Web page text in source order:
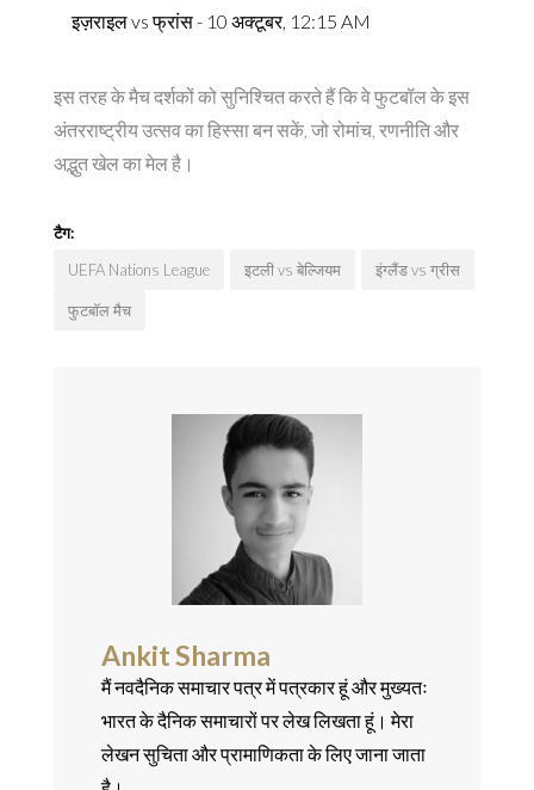
इज़राइल vs फ्रांस - 10 अक्टूबर, 12:15 AM
इस तरह के मैच दर्शकों को सुनिश्चित करते हैं कि वे फुटबॉल के इस
अंतरराष्ट्रीय उत्सव का हिस्सा बन सकें, जो रोमांच, रणनीति और
अद्भुत खेल का मेल है।
टैग:
UEFA Nations League
इटली vs बेल्जियम इंग्लैंड vs ग्रीस
फुटबॉल मैच
Ankit Sharma
मैं नवदैनिक समाचार पत्र में पत्रकार हूं और मुख्यतः
भारत के दैनिक समाचारों पर लेख लिखता हूं। मेरा
लेखन सुचिता और प्रामाणिकता के लिए जाना जाता